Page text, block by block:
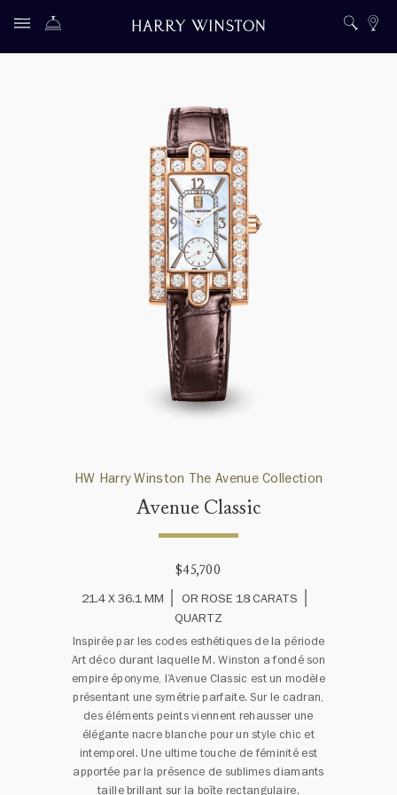
HW Harry Winston The Avenue Collection
Avenue Classic
$45,700
21.4 X 36.1 MM
OR ROSE 18 CARATS
QUARTZ
Inspirée par les codes esthétiques de la période
Art déco durant laquelle M. Winston a fondé son
empire éponyme, l’Avenue Classic est un modèle
présentant une symétrie parfaite. Sur le cadran,
des éléments peints viennent rehausser une
élégante nacre blanche pour un style chic et
intemporel. Une ultime touche de féminité est
apportée par la présence de sublimes diamants
taille brillant sur la boîte rectangulaire.